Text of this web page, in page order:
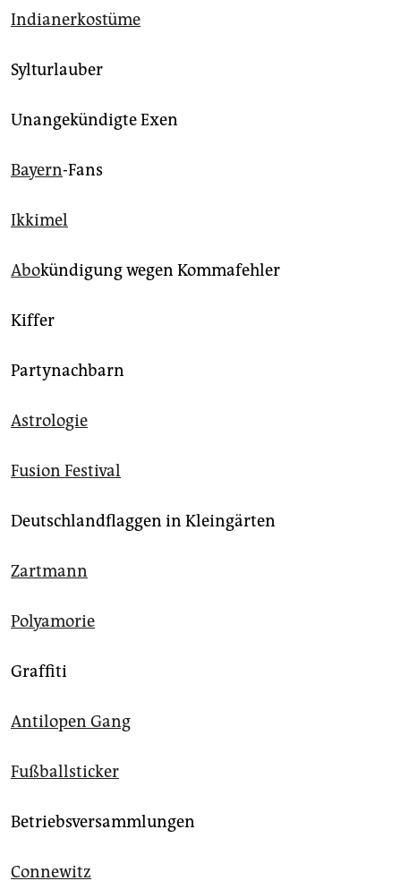
Indianerkostüme
Sylturlauber
Unangekündigte Exen
Bayern-Fans
Ikkimel
Abokündigung wegen Kommafehler
Kiffer
Partynachbarn
Astrologie
Fusion Festival
Deutschlandflaggen in Kleingärten
Zartmann
Polyamorie
Graffiti
Antilopen Gang
Fußballsticker
Betriebsversammlungen
Connewitz